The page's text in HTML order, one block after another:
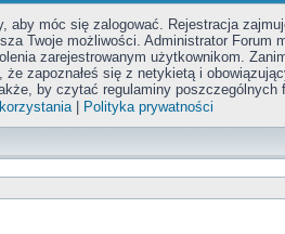
aby móc się zalogować. Rejestracja
Twoje możliwości. Administrator Forum
zarejestrowanym użytkownikom.
zapoznałeś się z netykietą i
by czytać regulaminy poszczególnych
| Polityka prywatności